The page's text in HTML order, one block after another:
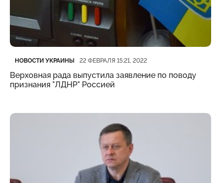
Категория
НОВОСТИ УКРАИНЫ
Дата публикации 22 ФЕВРАЛЯ 15:21, 2022
Верховная рада выпустила заявление по поводу
признания "ЛДНР" Россией